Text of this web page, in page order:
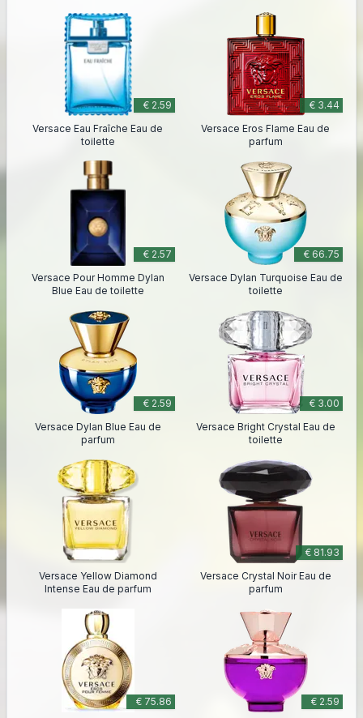
€ 2.59
Versace Eau Fraîche Eau de
toilette
€ 3.44
Versace Eros Flame Eau de
parfum
€ 2.57
Versace Pour Homme Dylan
Blue Eau de toilette
€ 66.75
Versace Dylan Turquoise Eau de
toilette
€ 2.59
Versace Dylan Blue Eau de
parfum
€ 3.00
Versace Bright Crystal Eau de
toilette
Versace Yellow Diamond
Intense Eau de parfum
€ 81.93
Versace Crystal Noir Eau de
parfum
€ 75.86
€ 2.59